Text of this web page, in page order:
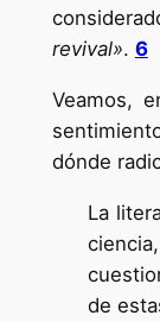
revival». 6
Veamos,
dónde
La
de